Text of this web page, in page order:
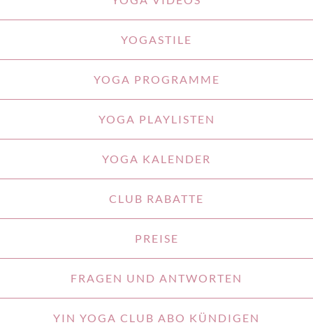
YOGASTILE
YOGA PROGRAMME
YOGA PLAYLISTEN
YOGA KALENDER
CLUB RABATTE
PREISE
FRAGEN UND ANTWORTEN
YIN YOGA CLUB ABO KÜNDIGEN